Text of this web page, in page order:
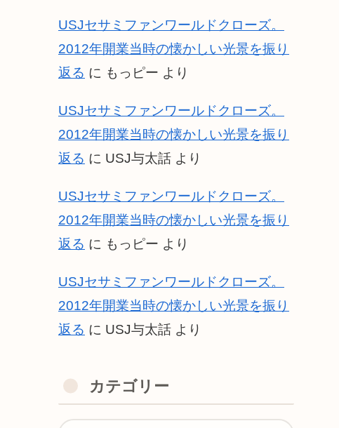
USJセサミファンワールドクローズ。
2012年開業当時の懐かしい光景を振り
返る に もっピー より
USJセサミファンワールドクローズ。
2012年開業当時の懐かしい光景を振り
返る に USJ与太話 より
USJセサミファンワールドクローズ。
2012年開業当時の懐かしい光景を振り
返る に もっピー より
USJセサミファンワールドクローズ。
2012年開業当時の懐かしい光景を振り
返る に USJ与太話 より
カテゴリー